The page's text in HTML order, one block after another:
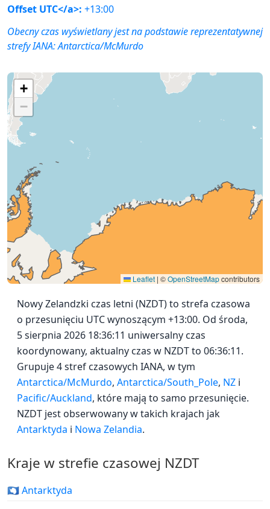
Offset UTC</a>: +13:00
Obecny czas wyświetlany jest na podstawie reprezentatywnej
strefy IANA:Antarctica/McMurdo
+
−
Leaflet | ©OpenStreetMapcontributors
Nowy Zelandzki czas letni (NZDT) to strefa czasowa
o przesunięciu UTC wynoszącym +13:00. Od środa,
5 sierpnia 2026 18:36:11 uniwersalny czas
koordynowany, aktualny czas w NZDT to 06:36:11.
Grupuje 4 stref czasowych IANA, w tym
Antarctica/McMurdo, Antarctica/South_Pole, NZ i
Pacific/Auckland, które mają to samo przesunięcie.
NZDT jest obserwowany w takich krajach jak
Antarktyda i Nowa Zelandia.
Kraje w strefie czasowej NZDT
🇦🇶 Antarktyda